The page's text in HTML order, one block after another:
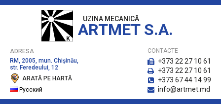
UZINA MECANICĂ
ARTMET S.A.
ADRESA
RM, 2005, mun. Chişinău,
str. Feredeului, 12
ARATĂ PE HARTĂ
Русский
CONTACTE
+373 22 27 10 61
+373 22 27 10 61
+373 67 44 14 99
info@artmet.md